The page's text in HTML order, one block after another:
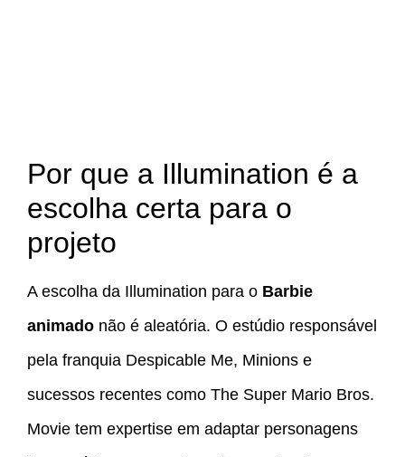
Por que a Illumination é a
escolha certa para o
projeto
A escolha da Illumination para o Barbie
animado não é aleatória. O estúdio responsável
pela franquia Despicable Me, Minions e
sucessos recentes como The Super Mario Bros.
Movie tem expertise em adaptar personagens